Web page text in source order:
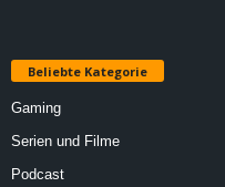
Beliebte Kategorie
Gaming
Serien und Filme
Podcast